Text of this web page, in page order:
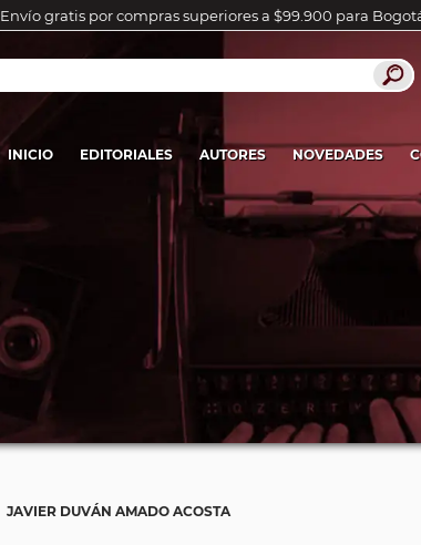
Envío gratis por compras superiores a $99.900 para
INICIO EDITORIALES AUTORES NOVEDADES
JAVIER DUVÁN AMADO ACOSTA